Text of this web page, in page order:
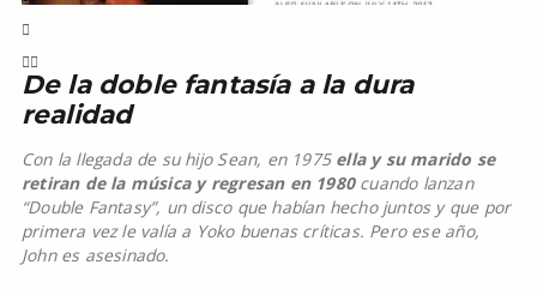
De la doble fantasía a la dura
realidad
Con la llegada de su hijo Sean, en 1975 ella y su marido se
retiran de la música y regresan en 1980cuando lanzan
“Double Fantasy”, un disco que habían hecho juntos y que por
primera vez le valía a Yoko buenas críticas. Pero ese año,
John es asesinado.